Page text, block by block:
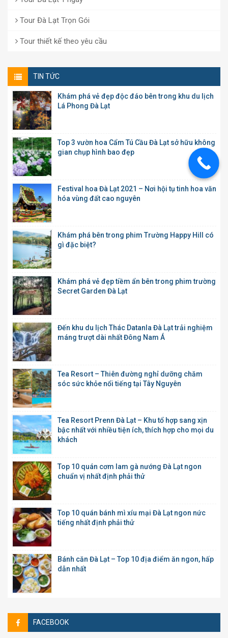
Tour Đà Lạt Trọn Gói
Tour thiết kế theo yêu cầu
TIN TỨC
Khám phá vẻ đẹp độc đáo bên trong khu du lịch
Lá Phong Đà Lạt
Top 3 vườn hoa Cẩm Tú Cầu Đà Lạt sở hữu không
gian chụp hình bao đẹp
Festival hoa Đà Lạt 2021 – Nơi hội tụ tinh hoa văn
hóa vùng đất cao nguyên
Khám phá bên trong phim Trường Happy Hill có
gì đặc biệt?
Khám phá vẻ đẹp tiềm ẩn bên trong phim trường
Secret Garden Đà Lạt
Đến khu du lịch Thác Datanla Đà Lạt trải nghiệm
máng trượt dài nhất Đông Nam Á
Tea Resort – Thiên đường nghỉ dưỡng chăm
sóc sức khỏe nổi tiếng tại Tây Nguyên
Tea Resort Prenn Đà Lạt – Khu tổ hợp sang xịn
bậc nhất với nhiều tiện ích, thích hợp cho mọi du
khách
Top 10 quán cơm lam gà nướng Đà Lạt ngon
chuẩn vị nhất định phải thử
Top 10 quán bánh mì xíu mại Đà Lạt ngon nức
tiếng nhất định phải thử
Bánh căn Đà Lạt – Top 10 địa điểm ăn ngon, hấp
dẫn nhất
FACEBOOK